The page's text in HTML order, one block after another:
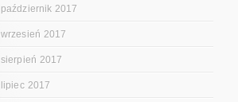
październik 2017
wrzesień 2017
sierpień 2017
lipiec 2017